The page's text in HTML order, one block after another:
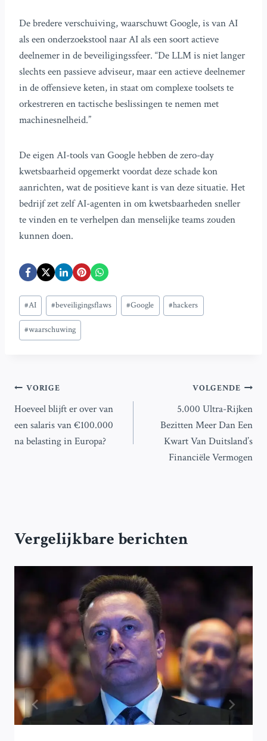
De bredere verschuiving, waarschuwt Google, is van AI
als een onderzoekstool naar AI als een soort actieve
deelnemer in de beveiligingssfeer. “De LLM is niet langer
slechts een passieve adviseur, maar een actieve deelnemer
in de offensieve keten, in staat om complexe toolsets te
orkestreren en tactische beslissingen te nemen met
machinesnelheid.”
De eigen AI-tools van Google hebben de zero-day
kwetsbaarheid opgemerkt voordat deze schade kon
aanrichten, wat de positieve kant is van deze situatie. Het
bedrijf zet zelf AI-agenten in om kwetsbaarheden sneller
te vinden en te verhelpen dan menselijke teams zouden
kunnen doen.
Bericht
tags:
#AI #beveiligingsflaws #Google #hackers
#waarschuwing
Bericht
navigatie
VORIGE
Hoeveel blijft er over van
een salaris van €100.000
na belasting in Europa?
VOLGENDE
5.000 Ultra-Rijken
Bezitten Meer Dan Een
Kwart Van Duitsland’s
Financiële Vermogen
Vergelijkbare berichten